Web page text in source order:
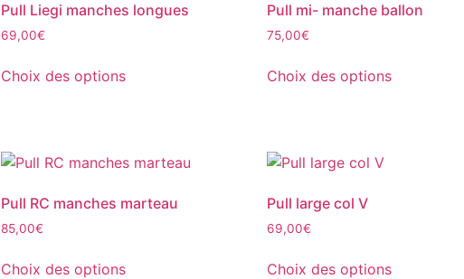
Pull Liegi manches longues
69,00€
Choix des options
Pull mi- manche ballon
75,00€
Choix des options
Pull RC manches marteau
85,00€
Choix des options
Pull large col V
69,00€
Choix des options